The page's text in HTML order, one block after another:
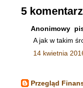
5
Anonimowy
A jak w takim
14 kwietnia
Przegląd